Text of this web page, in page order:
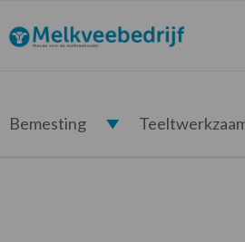
de
hoofdnavigatie
de
hoofd
de
eerste
de
voettekst
Melkveebedrijf.nl
Bemesting